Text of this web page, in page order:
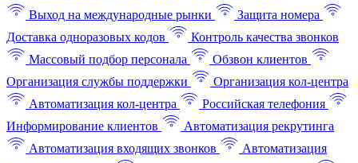
Выход на международные рынки
Защита номера
Доставка одноразовых кодов
Контроль качества звонков
Массовый подбор персонала
Обзвон клиентов
Организация службы поддержки
Организация кол-центра
Автоматизация кол-центра
Российская телефония
Информирование клиентов
Автоматизация рекрутинга
Автоматизация входящих звонков
Автоматизация